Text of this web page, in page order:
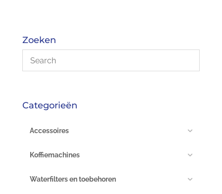
Zoeken
Categorieën
Accessoires
Koffiemachines
Waterfilters en toebehoren